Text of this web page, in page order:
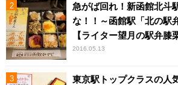
急がば回れ！新函館北斗
な！！～函館駅「北の駅
【ライター望月の駅弁膝
2016.05.13
東京駅トップクラスの人